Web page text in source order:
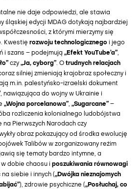
nie daje odpowiedzi, ale stawia
śląskiej edycji MDAG dotykają najbardziej
z którymi mierzymy się
Kwestię rozwoju technologicznego i jego
i szans – podejmują „Efekt YouTube’a”,
czy „Ja, cyborg”. O trudnych relacjach
silniej zmieniają krajobraz społeczny i
m.in. palestyńsko-izraelski dokument
, nawiązująca do wojny w Ukrainie i
„Wojna porcelanowa”, „Sugarcane” –
rozliczenia kolonialnego ludobójstwa
na Pierwszych Narodach czy
obraz pokazujący od środka ewolucję
Talibów w zorganizowany reżim
się tematy bardzo intymne, a
dobie chaosu i poszukiwania równowagi
na siebie i innych („Dwójka nieznajomych
), zdrowie psychiczne („Posłuchaj, co